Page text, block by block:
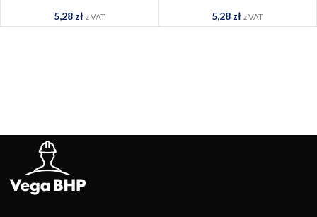
5,28 zł z VAT 5,28 zł z VAT